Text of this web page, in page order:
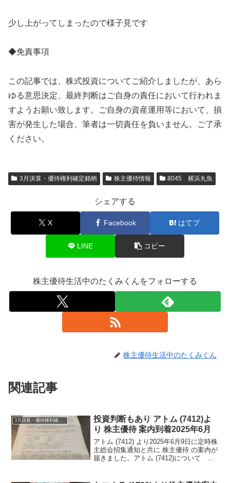
少し上がってしまったので様子見です
◆免責事項
この記事では、株式投資についてご紹介しましたが、あら
ゆる意思決定、最終判断はご自身の責任において行われま
すようお願い致します。ご自身の資産運用等において、損
害が発生した場合、筆者は一切責任を負いません。ご了承
ください。
3月決算・優待権利確定銘柄 株主優待情報 8045 横浜丸魚
シェアする
X Facebook はてブ
LINE コピー
株主優待生活中のたくみくんをフォローする
株主優待生活中のたくみくん
関連記事
投資判断もあり アトム (7412)よ
り 株主優待 案内到着2025年6月
アトム (7412) より2025年6月9日に定時株
主総会招集通知と共に 株主優待 の案内が
届きました。アトム (7412)について 銘